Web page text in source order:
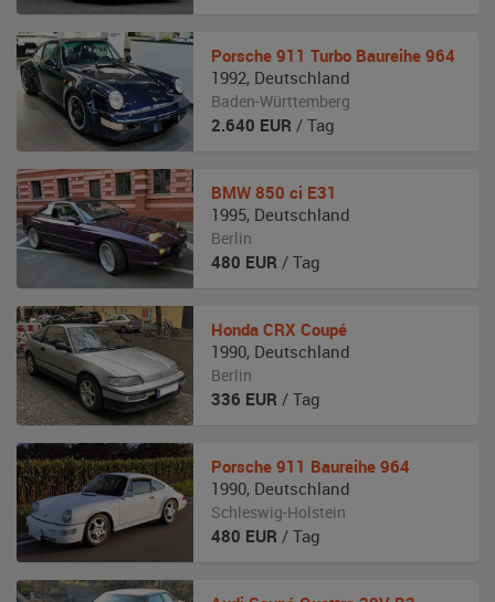
Porsche 911 Turbo Baureihe 964
1992, Deutschland
Baden-Württemberg
2.640 EUR / Tag
BMW 850 ci E31
1995, Deutschland
Berlin
480 EUR / Tag
Honda CRX Coupé
1990, Deutschland
Berlin
336 EUR / Tag
Porsche 911 Baureihe 964
1990, Deutschland
Schleswig-Holstein
480 EUR / Tag